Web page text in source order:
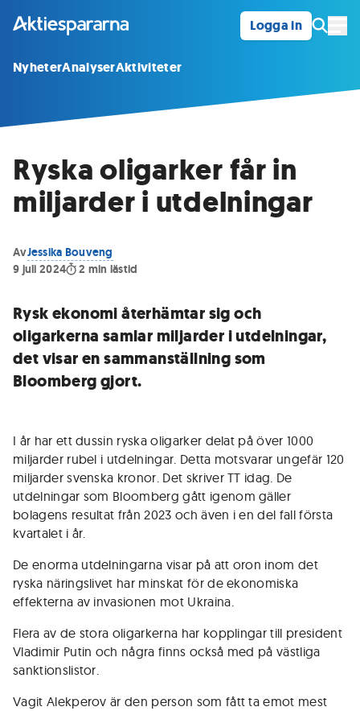
Logga in
NyheterAnalyserAktiviteter
Ryska oligarker får in
miljarder i utdelningar
AvJessika Bouveng
9 juli 2024
2 min lästid
Rysk ekonomi återhämtar sig och
oligarkerna samlar miljarder i utdelningar,
det visar en sammanställning som
Bloomberg gjort.
I år har ett dussin ryska oligarker delat på över 1000
miljarder rubel i utdelningar. Detta motsvarar ungefär 120
miljarder svenska kronor. Det skriver TT idag. De
utdelningar som Bloomberg gått igenom gäller
bolagens resultat från 2023 och även i en del fall första
kvartalet i år.
De enorma utdelningarna visar på att oron inom det
ryska näringslivet har minskat för de ekonomiska
effekterna av invasionen mot Ukraina.
Flera av de stora oligarkerna har kopplingar till president
Vladimir Putin och några finns också med på västliga
sanktionslistor.
Vagit Alekperov är den person som fått ta emot mest